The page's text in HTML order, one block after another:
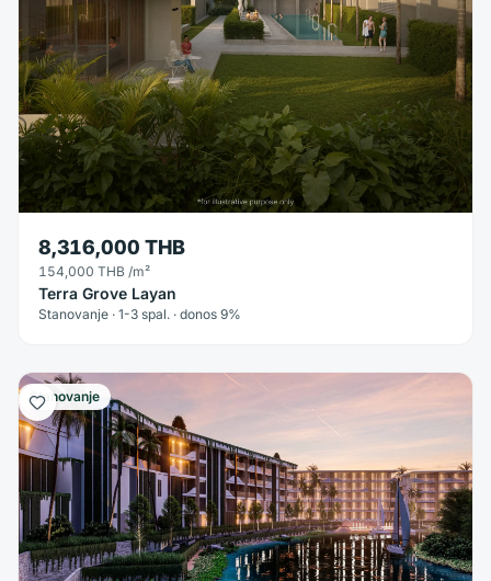
8,316,000 THB
154,000 THB /m²
Terra Grove Layan
Stanovanje · 1-3 spal. · donos 9%
Stanovanje